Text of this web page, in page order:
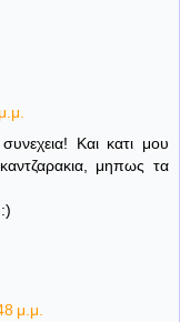
Και κατι μου
μηπως τα
μ.μ.